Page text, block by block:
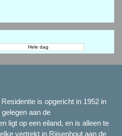
Hele dag
is opgericht in 1952 in
aan de
ligt op een eiland, en is alleen te
vertrekt in Rijsenhout aan de